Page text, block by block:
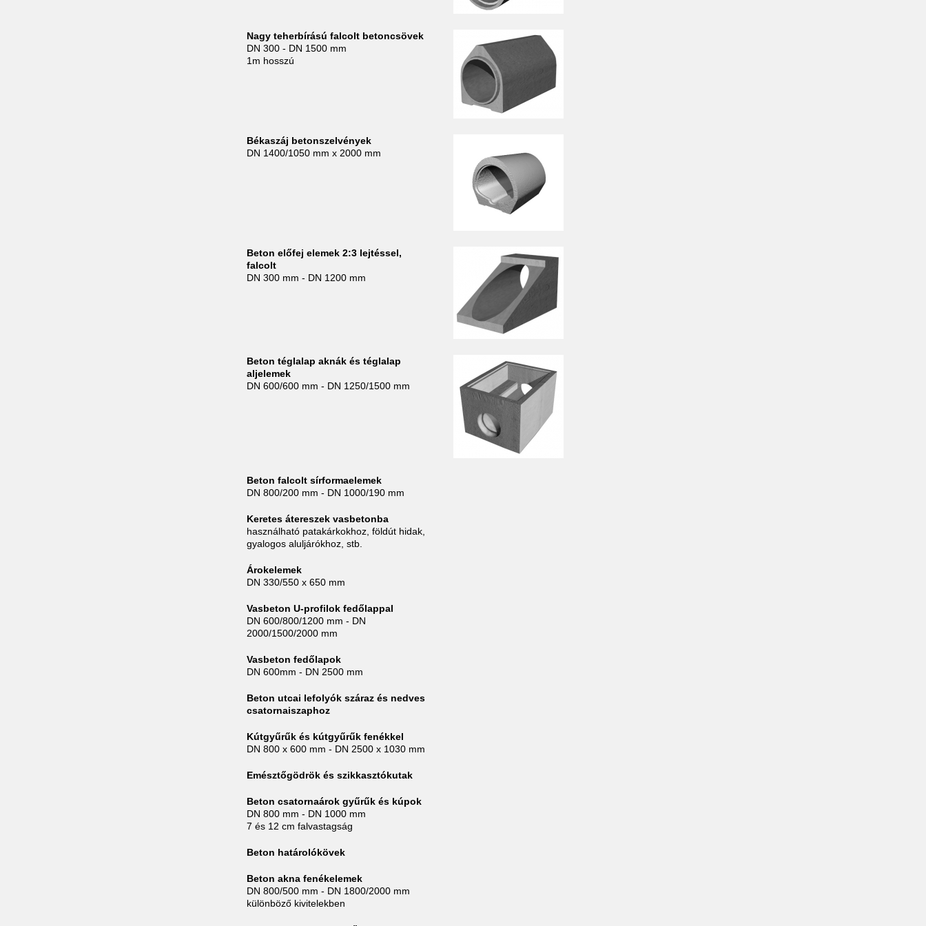
Nagy teherbírású falcolt betoncsövek
DN 300 - DN 1500 mm
1m hosszú
Békaszáj betonszelvények
DN 1400/1050 mm x 2000 mm
Beton előfej elemek 2:3 lejtéssel,
falcolt
DN 300 mm - DN 1200 mm
Beton téglalap aknák és téglalap
aljelemek
DN 600/600 mm - DN 1250/1500 mm
Beton falcolt sírformaelemek
DN 800/200 mm - DN 1000/190 mm
Keretes átereszek vasbetonba
használható patakárkokhoz, földút hidak,
gyalogos aluljárókhoz, stb.
Árokelemek
DN 330/550 x 650 mm
Vasbeton U-profilok fedőlappal
DN 600/800/1200 mm - DN
2000/1500/2000 mm
Vasbeton fedőlapok
DN 600mm - DN 2500 mm
Beton utcai lefolyók száraz és nedves
csatornaiszaphoz
Kútgyűrűk és kútgyűrűk fenékkel
DN 800 x 600 mm - DN 2500 x 1030 mm
Emésztőgödrök és szikkasztókutak
Beton csatornaárok gyűrűk és kúpok
DN 800 mm - DN 1000 mm
7 és 12 cm falvastagság
Beton határolókövek
Beton akna fenékelemek
DN 800/500 mm - DN 1800/2000 mm
különböző kivitelekben